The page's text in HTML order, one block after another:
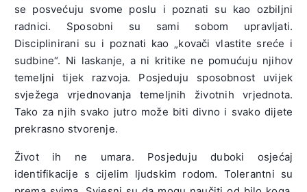
se posvećuju svome poslu i poznati su kao ozbiljni
radnici. Sposobni su sami sobom upravljati.
Disciplinirani su i poznati kao „kovači vlastite sreće i
sudbine“. Ni laskanje, a ni kritike ne pomućuju njihov
temeljni tijek razvoja. Posjeduju sposobnost uvijek
svježega vrjednovanja temeljnih životnih vrjednota.
Tako za njih svako jutro može biti divno i svako dijete
prekrasno stvorenje.
Život ih ne umara. Posjeduju duboki osjećaj
identifikacije s cijelim ljudskim rodom. Tolerantni su